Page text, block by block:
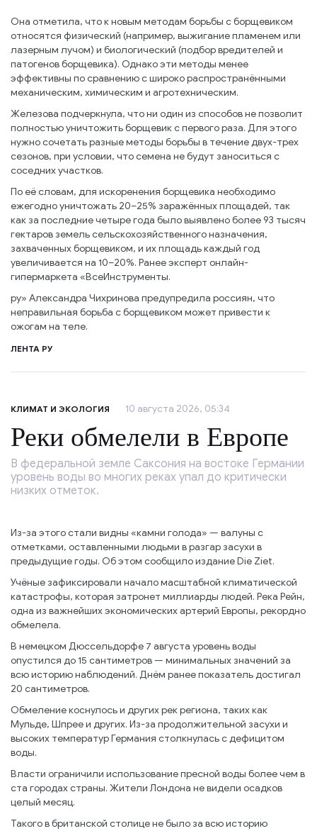
Она отметила, что к новым методам борьбы с борщевиком
относятся физический (например, выжигание пламенем или
лазерным лучом) и биологический (подбор вредителей и
патогенов борщевика). Однако эти методы менее
эффективны по сравнению с широко распространёнными
механическим, химическим и агротехническим.
Железова подчеркнула, что ни один из способов не позволит
полностью уничтожить борщевик с первого раза. Для этого
нужно сочетать разные методы борьбы в течение двух-трех
сезонов, при условии, что семена не будут заноситься с
соседних участков.
По её словам, для искоренения борщевика необходимо
ежегодно уничтожать 20–25% заражённых площадей, так
как за последние четыре года было выявлено более 93 тысяч
гектаров земель сельскохозяйственного назначения,
захваченных борщевиком, и их площадь каждый год
увеличивается на 10–20%. Ранее эксперт онлайн-
гипермаркета «ВсеИнструменты.
ру» Александра Чихринова предупредила россиян, что
неправильная борьба с борщевиком может привести к
ожогам на теле.
ЛЕНТА РУ
КЛИМАТ И ЭКОЛОГИЯ 10 августа 2026, 05:34
Реки обмелели в Европе
В федеральной земле Саксония на востоке Германии
уровень воды во многих реках упал до критически
низких отметок.
Из-за этого стали видны «камни голода» — валуны с
отметками, оставленными людьми в разгар засухи в
предыдущие годы. Об этом сообщило издание Die Ziet.
Учёные зафиксировали начало масштабной климатической
катастрофы, которая затронет миллиарды людей. Река Рейн,
одна из важнейших экономических артерий Европы, рекордно
обмелела.
В немецком Дюссельдорфе 7 августа уровень воды
опустился до 15 сантиметров — минимальных значений за
всю историю наблюдений. Днём ранее показатель достигал
20 сантиметров.
Обмеление коснулось и других рек региона, таких как
Мульде, Шпрее и других. Из-за продолжительной засухи и
высоких температур Германия столкнулась с дефицитом
воды.
Власти ограничили использование пресной воды более чем в
ста городах страны. Жители Лондона не видели осадков
целый месяц.
Такого в британской столице не было за всю историю